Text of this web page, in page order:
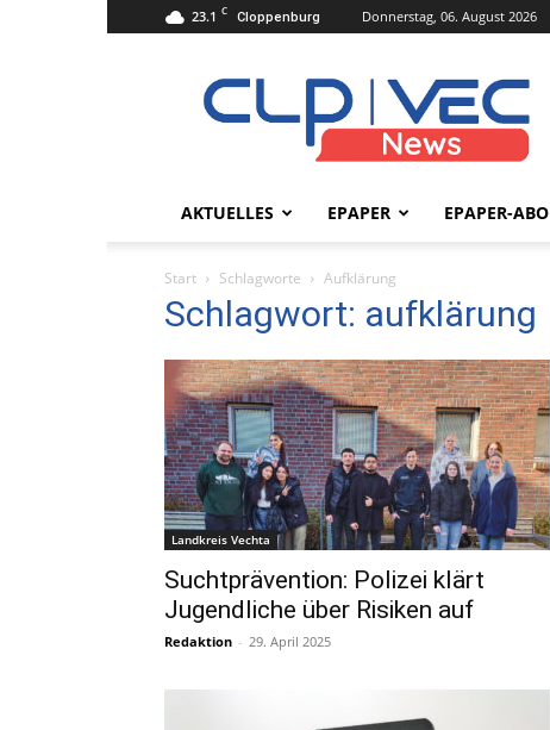
23.1 C Cloppenburg Donnerstag, 06. August 2026
clpvecnews.de
AKTUELLES EPAPER EPAPER-ABO
Start Schlagworte Aufklärung
Schlagwort: aufklärung
Landkreis Vechta
Suchtprävention: Polizei klärt
Jugendliche über Risiken auf
Redaktion - 29. April 2025